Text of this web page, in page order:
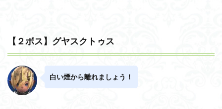
【２ボス】グヤスクトゥス
白い煙から離れましょう！